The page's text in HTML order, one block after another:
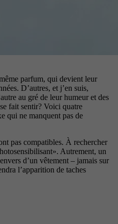
parfum, qui devient leur
D’autres, et j’en suis,
au gré de leur humeur et des
fait sentir? Voici quatre
qui ne manquent pas de
pas compatibles. À rechercher
Autrement, un
d’un vêtement – jamais sur
l’apparition de taches